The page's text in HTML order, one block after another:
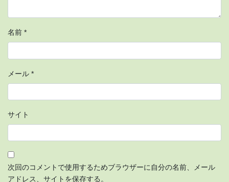
名前 *
メール *
サイト
次回のコメントで使用するためブラウザーに自分の名前、メール
アドレス、サイトを保存する。